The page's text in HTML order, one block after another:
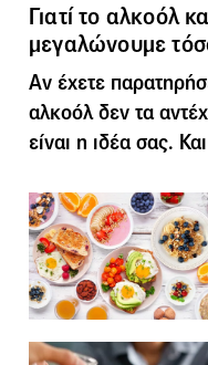
Γιατί το αλκοόλ
μεγαλώνουμε
Αν έχετε
αλκοόλ δεν τα
είναι η ιδέα σας.